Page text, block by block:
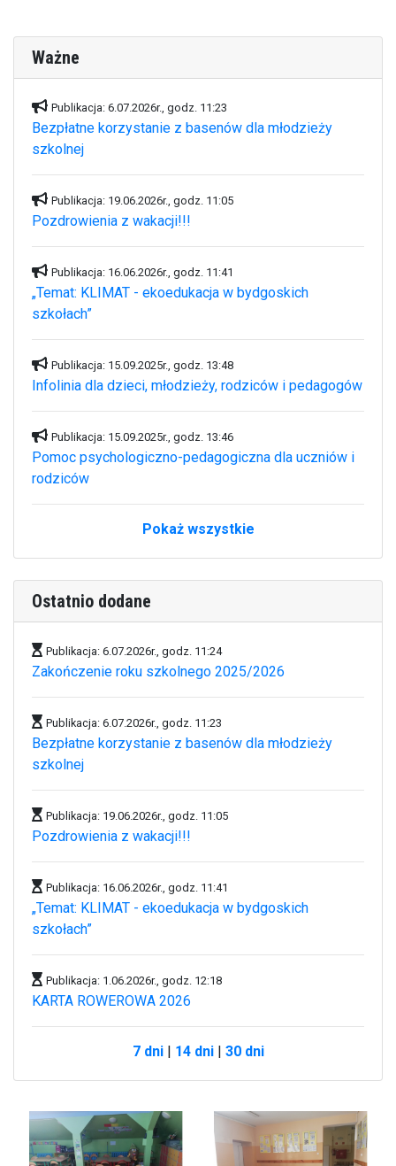
Ważne
Publikacja: 6.07.2026r., godz. 11:23
Bezpłatne korzystanie z basenów dla młodzieży
szkolnej
Publikacja: 19.06.2026r., godz. 11:05
Pozdrowienia z wakacji!!!
Publikacja: 16.06.2026r., godz. 11:41
„Temat: KLIMAT - ekoedukacja w bydgoskich
szkołach”
Publikacja: 15.09.2025r., godz. 13:48
Infolinia dla dzieci, młodzieży, rodziców i pedagogów
Publikacja: 15.09.2025r., godz. 13:46
Pomoc psychologiczno-pedagogiczna dla uczniów i
rodziców
Pokaż wszystkie
Ostatnio dodane
Publikacja: 6.07.2026r., godz. 11:24
Zakończenie roku szkolnego 2025/2026
Publikacja: 6.07.2026r., godz. 11:23
Bezpłatne korzystanie z basenów dla młodzieży
szkolnej
Publikacja: 19.06.2026r., godz. 11:05
Pozdrowienia z wakacji!!!
Publikacja: 16.06.2026r., godz. 11:41
„Temat: KLIMAT - ekoedukacja w bydgoskich
szkołach”
Publikacja: 1.06.2026r., godz. 12:18
KARTA ROWEROWA 2026
7 dni| 14 dni| 30 dni